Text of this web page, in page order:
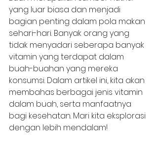
yang luar biasa dan menjadi
bagian penting dalam pola makan
sehari-hari. Banyak orang yang
tidak menyadari seberapa banyak
vitamin yang terdapat dalam
buah-buahan yang mereka
konsumsi. Dalam artikel ini, kita akan
membahas berbagai jenis vitamin
dalam buah, serta manfaatnya
bagi kesehatan. Mari kita eksplorasi
dengan lebih mendalam!